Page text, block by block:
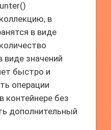
в
в виде
виде значений
быстро и
операции
контейнере без
дополнительный